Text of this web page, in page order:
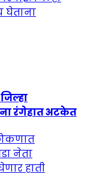
रंगेहात अटकेत